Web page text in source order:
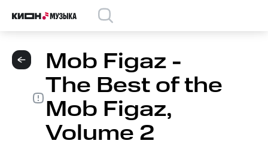
Mob Figaz -
The Best of the
Mob Figaz,
Volume 2